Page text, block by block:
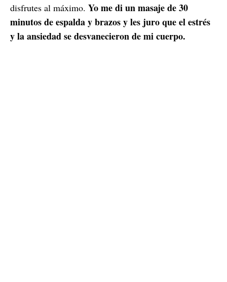
disfrutes al máximo. Yo me di un masaje de 30
minutos de espalda y brazos y les juro que el estrés
y la ansiedad se desvanecieron de mi cuerpo.